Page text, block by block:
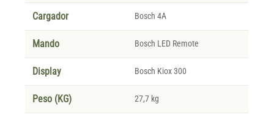
Cargador Bosch 4A
Mando Bosch LED Remote
Display Bosch Kiox 300
Peso (KG) 27,7 kg